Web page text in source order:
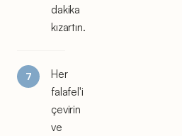
dakika
kızartın.
Her
falafel'i
çevirin
ve